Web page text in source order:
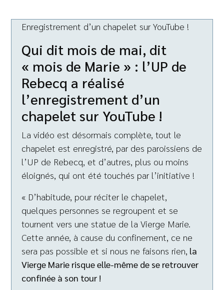
Enregistrement d’un chapelet sur YouTube !
Qui dit mois de mai, dit
« mois de Marie » : l’UP de
Rebecq a réalisé
l’enregistrement d’un
chapelet sur YouTube !
La vidéo est désormais complète, tout le
chapelet est enregistré, par des paroissiens de
l’UP de Rebecq, et d’autres, plus ou moins
éloignés, qui ont été touchés par l’initiative !
« D’habitude, pour réciter le chapelet,
quelques personnes se regroupent et se
tournent vers une statue de la Vierge Marie.
Cette année, à cause du confinement, ce ne
sera pas possible et si nous ne faisons rien, la
Vierge Marie risque elle-même de se retrouver
confinée à son tour !